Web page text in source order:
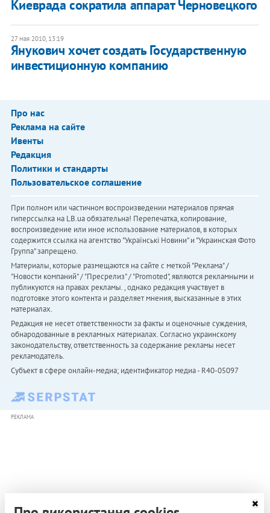
Киеврада сократила аппарат Черновецкого
27 мая 2010, 13:19
Янукович хочет создать Государственную
инвестиционную компанию
Про нас
Реклама на сайте
Ивенты
Редакция
Политики и стандарты
Пользовательское соглашение
При полном или частичном воспроизведении материалов прямая
гиперссылка на LB.ua обязательна! Перепечатка, копирование,
воспроизведение или иное использование материалов, в которых
содержится ссылка на агентство "Українськi Новини" и "Украинская Фото
Группа" запрещено.
Материалы, которые размещаются на сайте с меткой "Реклама" /
"Новости компаний" / "Пресрелиз" / "Promoted", являются рекламными и
публикуются на правах рекламы. , однако редакция участвует в
подготовке этого контента и разделяет мнения, высказанные в этих
материалах.
Редакция не несет ответственности за факты и оценочные суждения,
обнародованные в рекламных материалах. Согласно украинскому
законодательству, ответственность за содержание рекламы несет
рекламодатель.
Субъект в сфере онлайн-медиа; идентификатор медиа - R40-05097
РЕКЛАМА